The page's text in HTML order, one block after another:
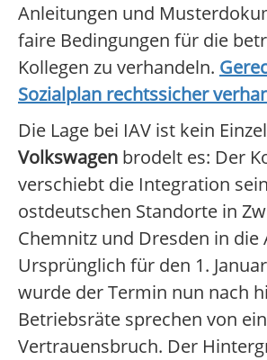
Anleitungen und
faire Bedingungen für die
Kollegen zu verhandeln.
Sozialplan rechtssicher
Die Lage bei IAV ist kein
Volkswagen brodelt es: Der
verschiebt die Integration
ostdeutschen Standorte in
Chemnitz und Dresden in die
Ursprünglich für den 1.
wurde der Termin nun nach
Betriebsräte sprechen von
Vertrauensbruch. Der